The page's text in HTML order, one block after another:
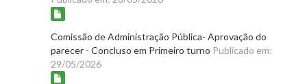
Comissão de Administração Pública- Aprovação do
parecer - Concluso em Primeiro turno Publicado em:
29/05/2026